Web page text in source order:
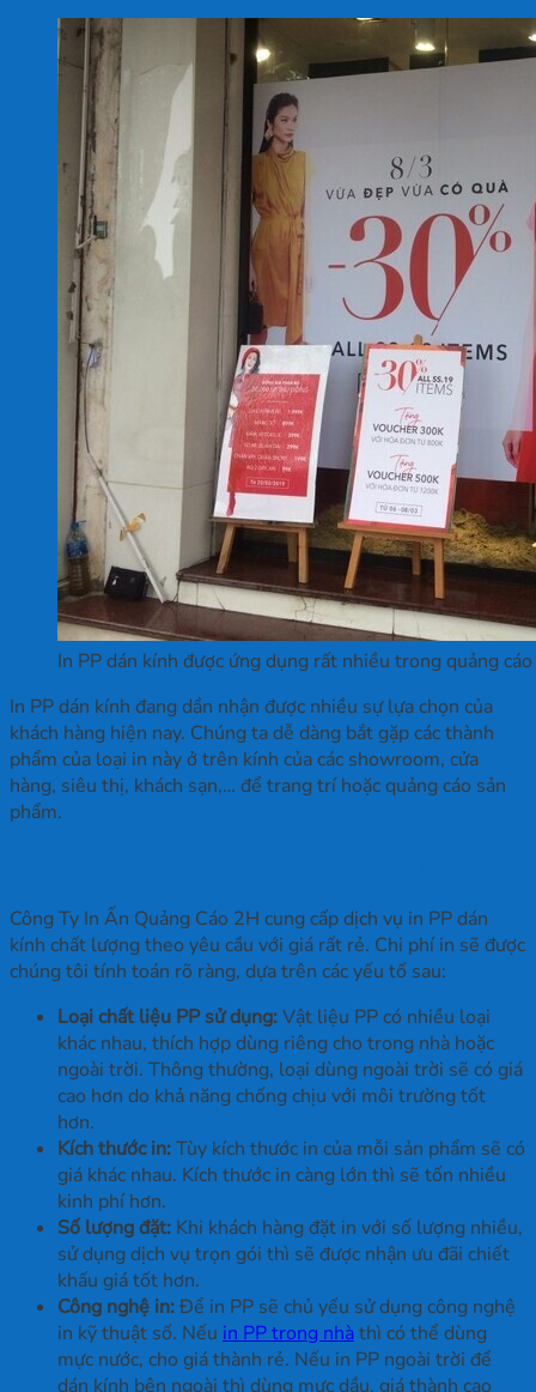
In PP dán kính được ứng dụng rất nhiều trong quảng
In PP dán kính đang dần nhận được nhiều sự lựa chọn của
khách hàng hiện nay. Chúng ta dễ dàng bắt gặp các thành
phẩm của loại in này ở trên kính của các showroom, cửa
hàng, siêu thị, khách sạn,… để trang trí hoặc quảng cáo sản
phẩm.
Công Ty In Ấn Quảng Cáo 2H cung cấp dịch vụ in PP dán
kính chất lượng theo yêu cầu với giá rất rẻ. Chi phí in sẽ được
chúng tôi tính toán rõ ràng, dựa trên các yếu tố sau:
Loại chất liệu PP sử dụng:Vật liệu PP có nhiều loại
khác nhau, thích hợp dùng riêng cho trong nhà hoặc
ngoài trời. Thông thường, loại dùng ngoài trời sẽ có giá
cao hơn do khả năng chống chịu với môi trường tốt
hơn.
Kích thước in:Tùy kích thước in của mỗi sản phẩm sẽ có
giá khác nhau. Kích thước in càng lớn thì sẽ tốn nhiều
kinh phí hơn.
Số lượng đặt: Khi khách hàng đặt in với số lượng nhiều,
sử dụng dịch vụ trọn gói thì sẽ được nhận ưu đãi chiết
khấu giá tốt hơn.
Công nghệ in:Để in PP sẽ chủ yếu sử dụng công nghệ
in kỹ thuật số. Nếu in PP trong nhàthì có thể dùng
mực nước, cho giá thành rẻ. Nếu in PP ngoài trời để
dán kính bên ngoài thì dùng mực dầu, giá thành cao